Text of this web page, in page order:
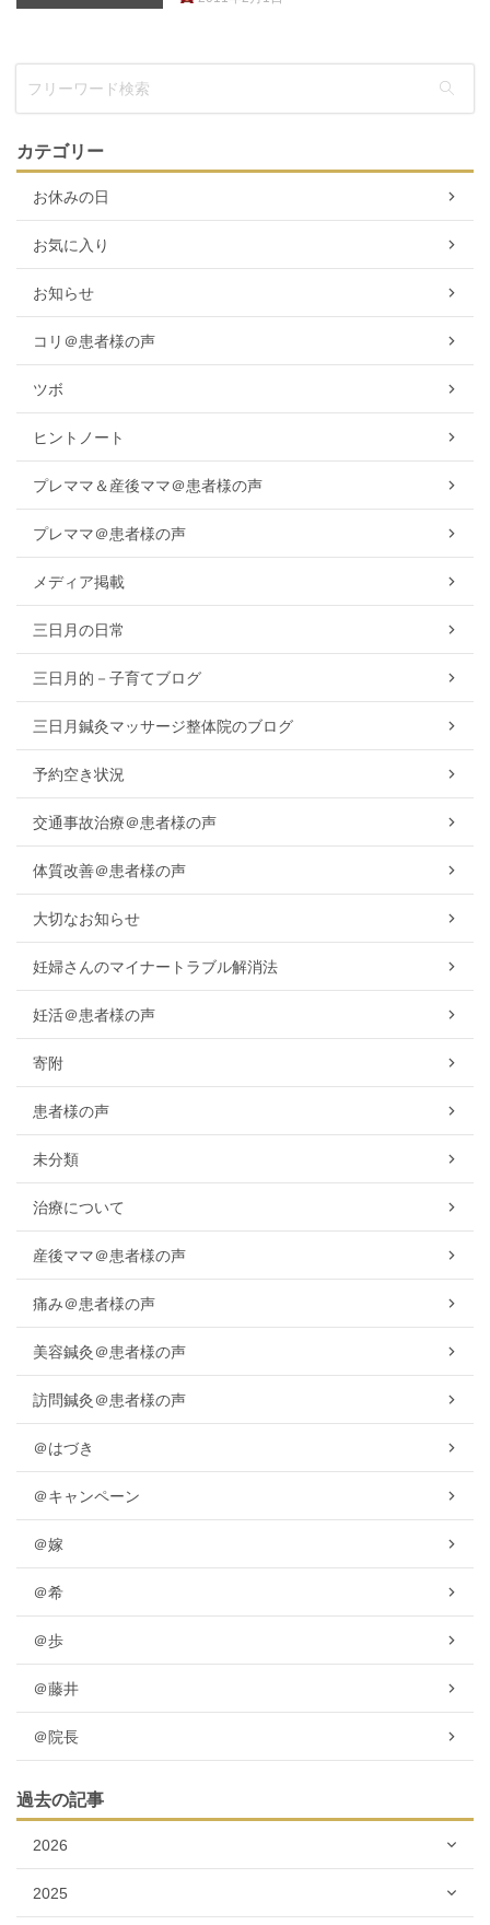
カテゴリー
お休みの日
お気に入り
お知らせ
コリ＠患者様の声
ツボ
ヒントノート
プレママ＆産後ママ＠患者様の声
プレママ＠患者様の声
メディア掲載
三日月の日常
三日月的－子育てブログ
三日月鍼灸マッサージ整体院のブログ
予約空き状況
交通事故治療＠患者様の声
体質改善＠患者様の声
大切なお知らせ
妊婦さんのマイナートラブル解消法
妊活＠患者様の声
寄附
患者様の声
未分類
治療について
産後ママ＠患者様の声
痛み＠患者様の声
美容鍼灸＠患者様の声
訪問鍼灸＠患者様の声
＠はづき
＠キャンペーン
＠嫁
＠希
＠歩
＠藤井
＠院長
過去の記事
2026
2025